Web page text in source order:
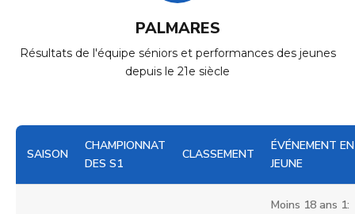
PALMARES
Résultats de l'équipe séniors et performances des jeunes
depuis le 21e siècle
SAISON
CHAMPIONNAT
DES S1
CLASSEMENT
ÉVÉNEMENT EN
JEUNE
Moins 18 ans 1: